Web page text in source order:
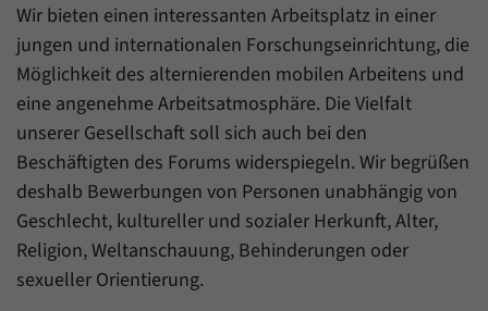
Wir bieten einen interessanten Arbeitsplatz in einer
jungen und internationalen Forschungseinrichtung, die
Möglichkeit des alternierenden mobilen Arbeitens und
eine angenehme Arbeitsatmosphäre. Die Vielfalt
unserer Gesellschaft soll sich auch bei den
Beschäftigten des Forums widerspiegeln. Wir begrüßen
deshalb Bewerbungen von Personen unabhängig von
Geschlecht, kultureller und sozialer Herkunft, Alter,
Religion, Weltanschauung, Behinderungen oder
sexueller Orientierung.